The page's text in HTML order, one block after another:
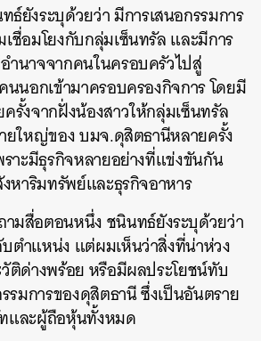
ยังระบุด้วยว่า มีการเสนอกรรมการ
ชื่อมโยงกับกลุ่มเซ็นทรัล และมีการ
ำนาจจากคนในครอบครัวไปสู่
นอกเข้ามาครอบครองกิจการ โดยมี
รั้งจากฝั่งน้องสาวให้กลุ่มเซ็นทรัล
ยใหญ่ของ บมจ.ดุสิตธานีหลายครั้ง
าะมีธุรกิจหลายอย่างที่แข่งขันกัน
หาริมทรัพย์และธุรกิจอาหาร
ามสื่อตอนหนึ่ง ชนินทธ์ยังระบุด้วยว่า
ตำแหน่ง แต่ผมเห็นว่าสิ่งที่น่าห่วง
ติด่างพร้อย หรือมีผลประโยชน์ทับ
รมการของดุสิตธานี ซึ่งเป็นอันตราย
และผู้ถือหุ้นทั้งหมด
TWEET LINE EMAIL